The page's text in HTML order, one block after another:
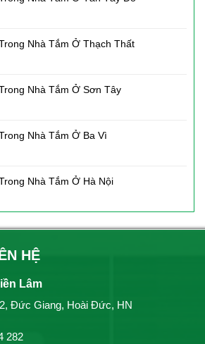
Nhà Tắm Ở Thạch Thất
Nhà Tắm Ở Sơn Tây
Nhà Tắm Ở Ba Vì
Nhà Tắm Ở Hà Nội
HỆ
Lâm
Đức Giang, Hoài Đức, HN
282